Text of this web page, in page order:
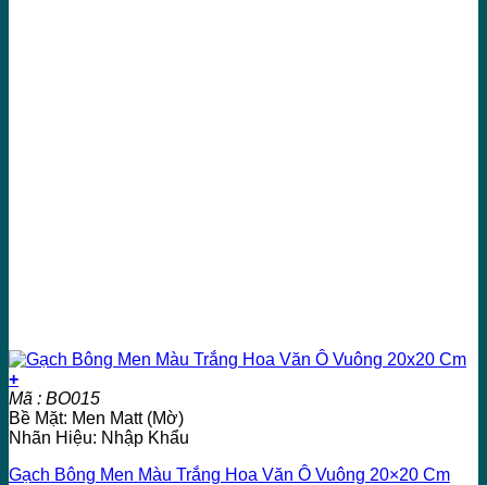
+
Mã : BO015
Bề Mặt: Men Matt (Mờ)
Nhãn Hiệu: Nhập Khẩu
Gạch Bông Men Màu Trắng Hoa Văn Ô Vuông 20×20 Cm